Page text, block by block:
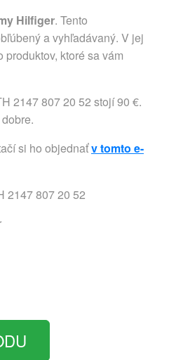
Hilfiger. Tento
a vyhľadávaný. V jej
ktoré sa vám
2147 807 20 52 stojí 90 €.
si ho objednaťv tomto e-
2147 807 20 52